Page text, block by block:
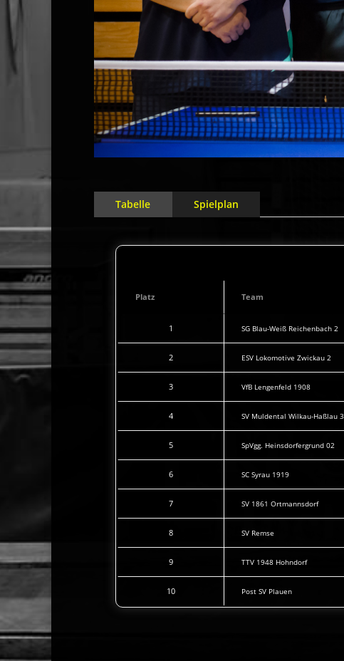
Tabelle Spielplan
Platz Team
1 SG Blau-Weiß Reichenbach 2
2 ESV Lokomotive Zwickau 2
3 VfB Lengenfeld 1908
4 SV Muldental Wilkau-Haßlau 3
5 SpVgg. Heinsdorfergrund 02
6 SC Syrau 1919
7 SV 1861 Ortmannsdorf
8 SV Remse
9 TTV 1948 Hohndorf
10 Post SV Plauen